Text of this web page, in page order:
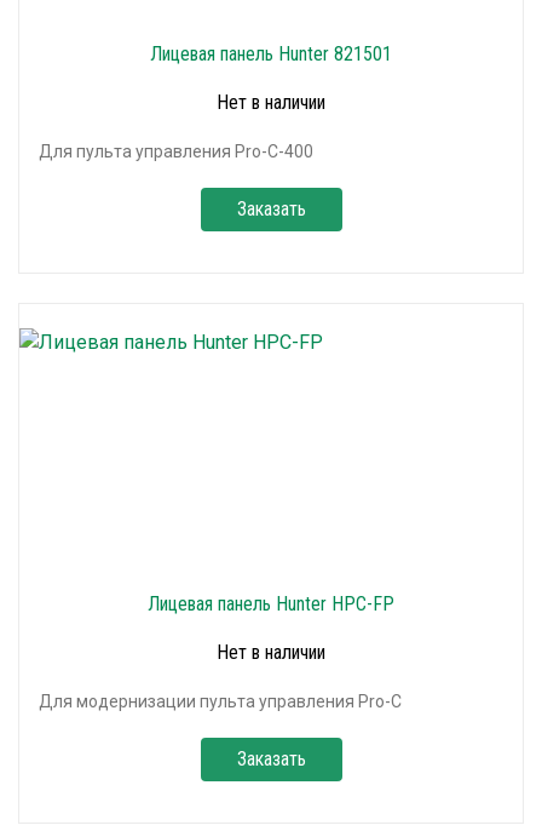
Лицевая панель Hunter 821501
Нет в наличии
Для пульта управления Pro-C-400
Заказать
Лицевая панель Hunter HPC-FP
Нет в наличии
Для модернизации пульта управления Pro-C
Заказать